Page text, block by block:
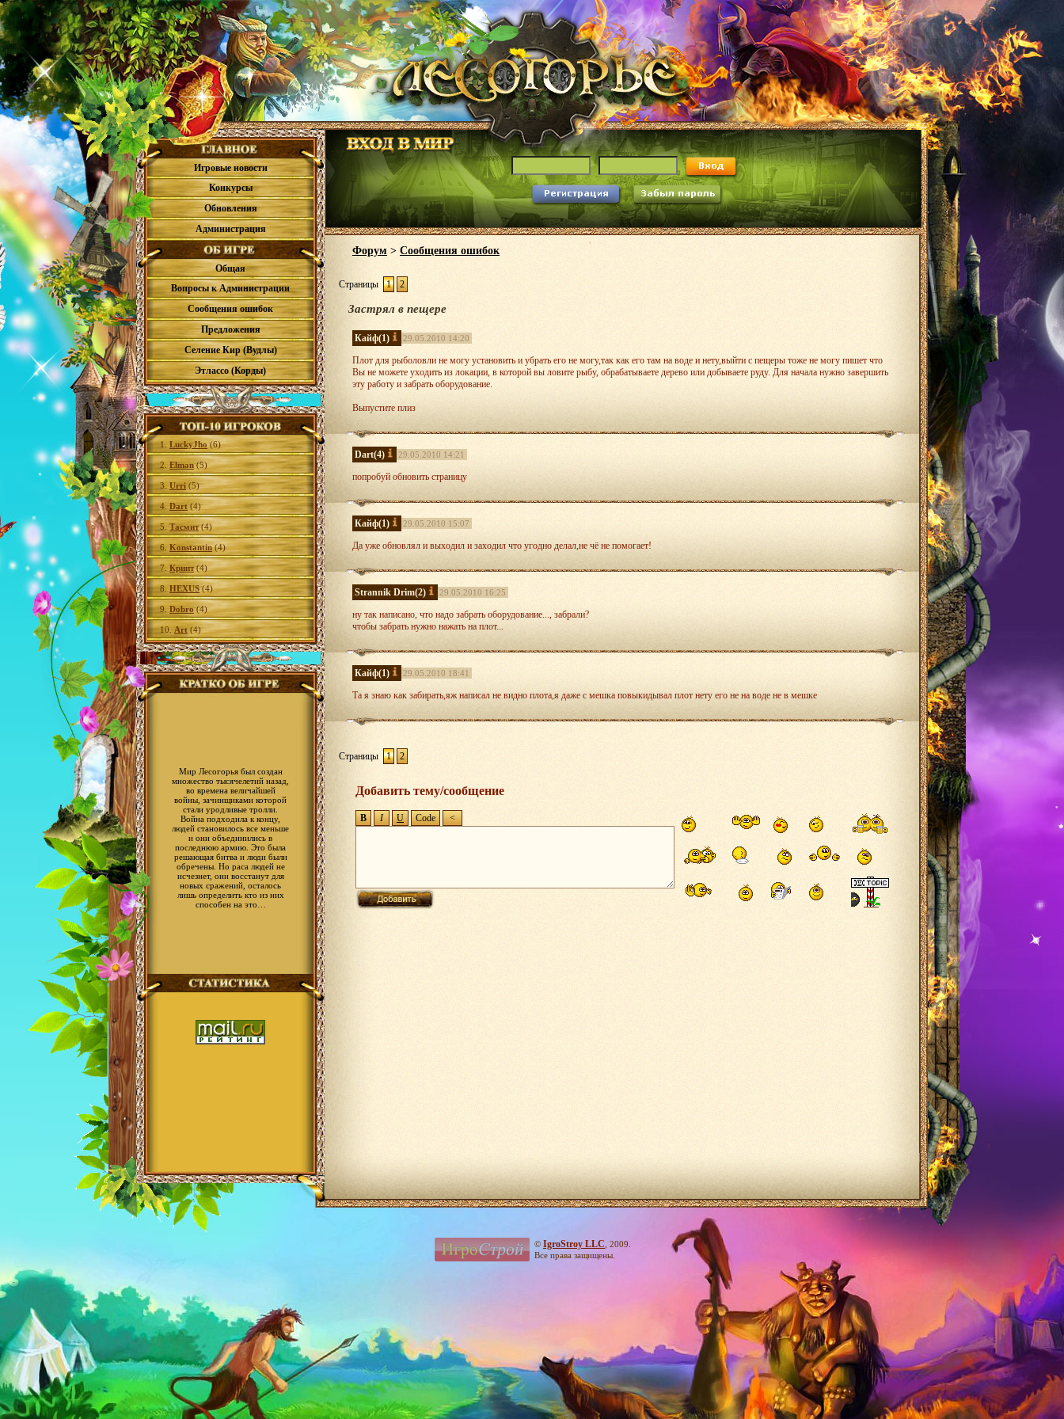
Игровые новости
Конкурсы
Обновления
Администрация
Общая
Вопросы к Администрации
Сообщения ошибок
Предложения
Селение Кир (Вудлы)
Этлассо (Корды)
1. LuckyJho (6)
2. Elman(5)
3. Urri (5)
4. Dart (4)
5. Тасмит(4)
6. Konstantin(4)
7. Крипт(4)
8. HEXUS(4)
9. Dobro(4)
10. Art (4)
Мир Лесогорья был создан
множество тысячелетий назад,
во времена величайшей
войны, зачинщиками которой
стали уродливые тролли.
Война подходила к концу,
людей становилось все меньше
и они объединились в
последнюю армию. Это была
решающая битва и люди были
обречены. Но раса людей не
исчезнет, они восстанут для
новых сражений, осталось
лишь определить кто из них
способен на это…
Форум > Сообщения ошибок
Страницы 1 2
Застрял в пещере
Кайф(1) 29.05.2010 14:20
Плот для рыболовли не могу установить и убрать его не могу,так как его там на воде и нету,выйти с пещеры тоже не могу пишет что
Вы не можете уходить из локации, в которой вы ловите рыбу, обрабатываете дерево или добываете руду. Для начала нужно завершить
эту работу и забрать оборудование.
Выпустите плиз
Dart(4) 29.05.2010 14:21
попробуй обновить страницу
Кайф(1) 29.05.2010 15:07
Да уже обновлял и выходил и заходил что угодно делал,не чё не помогает!
Strannik Drim(2) 29.05.2010 16:25
ну так написано, что надо забрать оборудование..., забрали?
чтобы забрать нужно нажать на плот...
Кайф(1) 29.05.2010 18:41
Та я знаю как забирать,яж написал не видно плота,я даже с мешка повыкидывал плот нету его не на воде не в мешке
Страницы 1 2
Добавить тему/сообщение
© IgroStroy LLC , 2009.
Все права защищены.